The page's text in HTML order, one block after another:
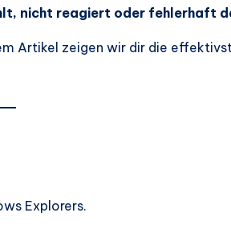
nicht reagiert oder fehlerhaft
Artikel zeigen wir dir die
Explorers.